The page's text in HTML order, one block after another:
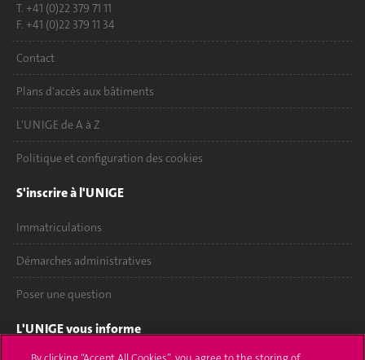
T. +41 (0)22 379 71 11
F. +41 (0)22 379 11 34
Contact
Plans d'accès aux bâtiments
L'UNIGE de A à Z
Politique et configuration des cookies
S'inscrire à l'UNIGE
Immatriculations
Démarches administratives
Poser une question
L'UNIGE vous informe